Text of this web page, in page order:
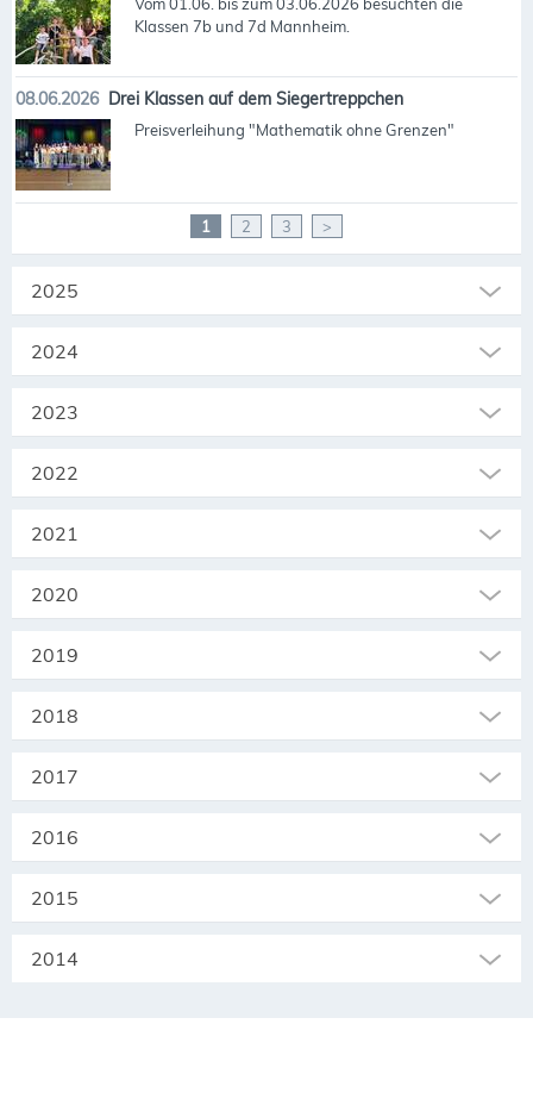
Klassen 7b und 7d Mannheim.
08.06.2026 Drei Klassen auf dem Siegertreppchen
Preisverleihung "Mathematik ohne Grenzen"
1 2 3 >
2025
2024
2023
2022
2021
2020
2019
2018
2017
2016
2015
2014